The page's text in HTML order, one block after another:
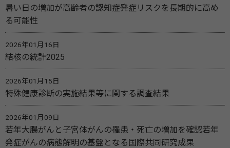
暑い日の増加が高齢者の認知症発症リスクを長期的に高め
る可能性
2026年01月16日
結核の統計2025
2026年01月15日
特殊健康診断の実施結果等に関する調査結果
2026年01月09日
若年大腸がんと子宮体がんの罹患・死亡の増加を確認若年
発症がんの病態解明の基盤となる国際共同研究成果